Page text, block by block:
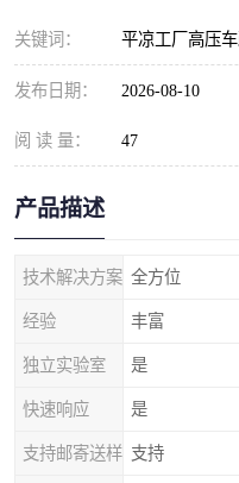
关键词： 平凉工厂高压
发布日期： 2026-08-10
阅 读 量： 47
产品描述
技术解决方案 全方位
经验 丰富
独立实验室 是
快速响应 是
支持邮寄送样 支持